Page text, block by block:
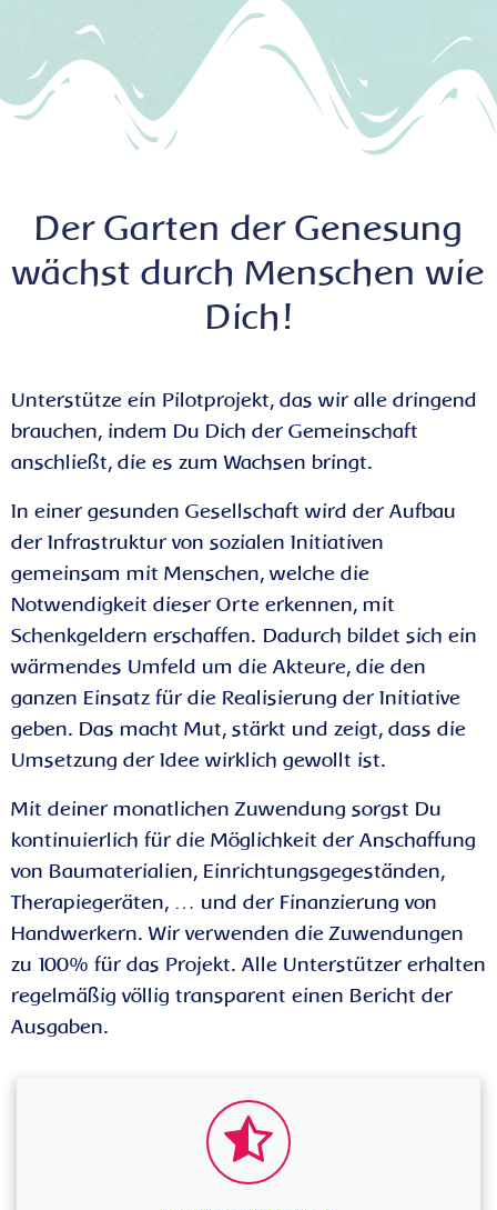
Der Garten der Genesung
wächst durch Menschen wie
Dich!
Unterstütze ein Pilotprojekt, das wir alle dringend
brauchen, indem Du Dich der Gemeinschaft
anschließt, die es zum Wachsen bringt.
In einer gesunden Gesellschaft wird der Aufbau
der Infrastruktur von sozialen Initiativen
gemeinsam mit Menschen, welche die
Notwendigkeit dieser Orte erkennen, mit
Schenkgeldern erschaffen. Dadurch bildet sich ein
wärmendes Umfeld um die Akteure, die den
ganzen Einsatz für die Realisierung der Initiative
geben. Das macht Mut, stärkt und zeigt, dass die
Umsetzung der Idee wirklich gewollt ist.
Mit deiner monatlichen Zuwendung sorgst Du
kontinuierlich für die Möglichkeit der Anschaffung
von Baumaterialien, Einrichtungsgegeständen,
Therapiegeräten, … und der Finanzierung von
Handwerkern. Wir verwenden die Zuwendungen
zu 100% für das Projekt. Alle Unterstützer erhalten
regelmäßig völlig transparent einen Bericht der
Ausgaben.